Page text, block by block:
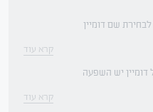
שם דומיין
קרא עוד
יש השפעה
קרא עוד